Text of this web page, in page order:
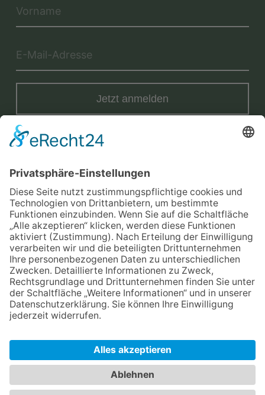
Jetzt anmelden
Mit der Eintragung in dem Newsletter erkläre ich mich mit der
Datenschutzerklärungvon Terraristik District einverstanden.
Versand
Datenschutz
AGB